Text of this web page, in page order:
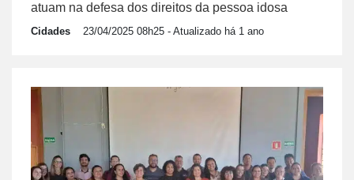
atuam na defesa dos direitos da pessoa idosa
Cidades 23/04/2025 08h25 - Atualizado há 1 ano